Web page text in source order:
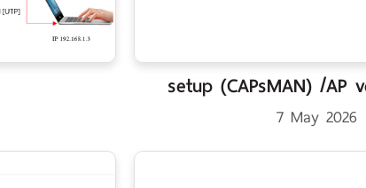
setup (CAPsMAN) /AP
7 May 2026